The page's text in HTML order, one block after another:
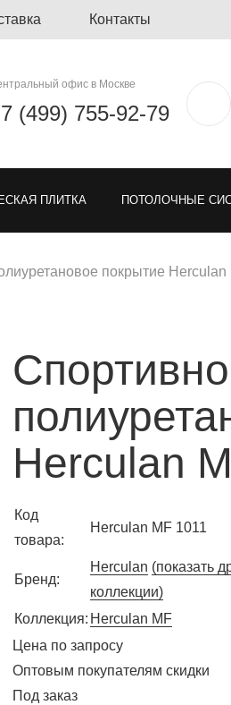
Контакты
офис в Москве
(499) 755-92-79
ПЛИТКА ПОТОЛОЧНЫЕ
ГРЯЗЕЗАЩИТНЫЕ ПОКРЫТИЯ
покрытие Herculan
Herculan
Код
товара:
Herculan MF 1011
Бренд:
Herculan (показать
коллекции)
Коллекция: Herculan MF
Цена по запросу
Оптовым покупателям скидки
Под заказ